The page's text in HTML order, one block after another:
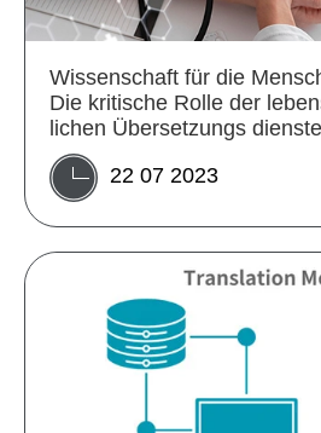
Wissenschaft für die
Die kritische Rolle der
lichen Übersetzungs dienste
22 07 2023